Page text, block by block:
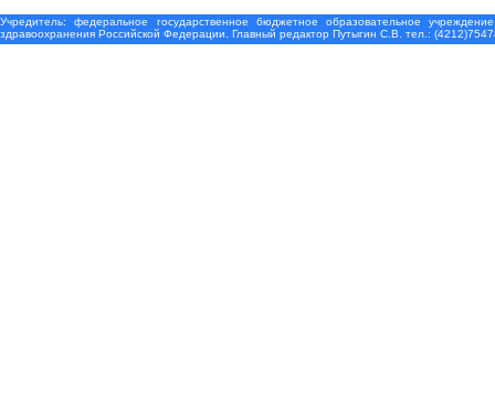
Учредитель: федеральное государственное бюджетное образовательное
здравоохранения Российской Федерации. Главный редактор Путыгин С.В. тел.: